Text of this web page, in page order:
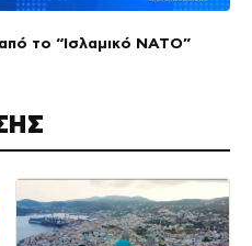
το “Ισλαμικό ΝΑΤΟ”